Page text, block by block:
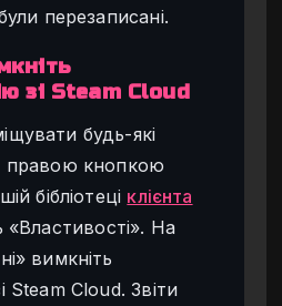
перезаписані.
зі Steam Cloud
будь-які
правою кнопкою
бібліотеці клієнта
«Властивості». На
вимкніть
Steam Cloud. Звіти